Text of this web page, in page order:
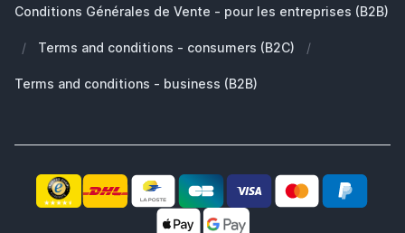
Pas satisfait? Le produit vous est remboursé!
Conditions Générales de Vente - pour les entreprises (B2B)
/ Terms and conditions - consumers (B2C) /
Terms and conditions - business (B2B)